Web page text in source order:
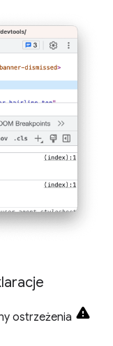
ostrzeżenia